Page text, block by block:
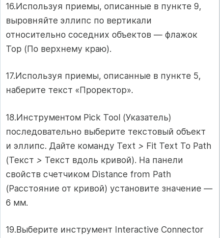
16.Используя приемы, описанные в пункте 9,
выровняйте эллипс по вертикали
относительно соседних объектов — флажок
Тор (По верхнему краю).
17.Используя приемы, описанные в пункте 5,
наберите текст «Проректор».
18.Инструментом Pick Tool (Указатель)
последовательно выберите текстовый объект
и эллипс. Дайте команду Text > Fit Text To Path
(Текст > Текст вдоль кривой). На панели
свойств счетчиком Distance from Path
(Расстояние от кривой) установите значение —
6 мм.
19.Выберите инструмент Interactive Connector